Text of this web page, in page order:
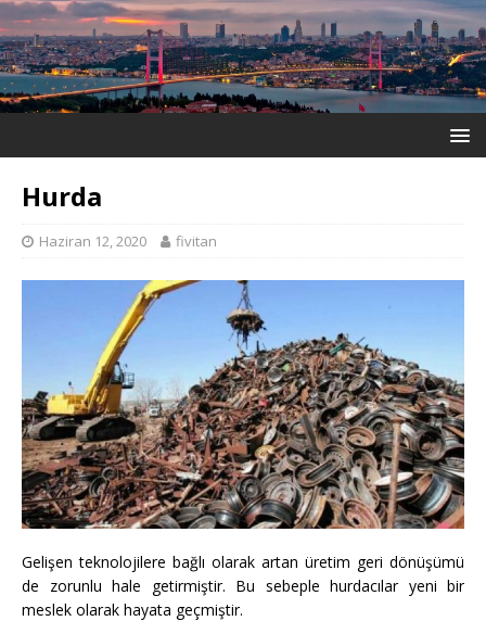
Hurda
Haziran 12, 2020 fivitan
Gelişen teknolojilere bağlı olarak artan üretim geri dönüşümü
de zorunlu hale getirmiştir. Bu sebeple hurdacılar yeni bir
meslek olarak hayata geçmiştir.